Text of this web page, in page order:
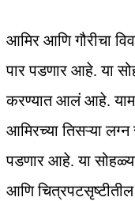
आमिर आणि गौरीचा
पार पडणार आहे. या
करण्यात आलं आहे.
आमिरच्या तिसऱ्या
पडणार आहे. या
आणि